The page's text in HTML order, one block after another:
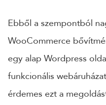
TELEFONSZÁM
ÜZENET
Ebből a szempontból
WooCommerce
egy alap Wordpress
funkcionális
érdemes ezt a